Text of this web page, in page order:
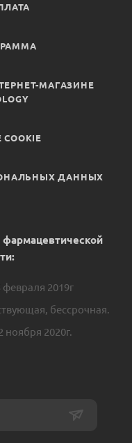
МАГАЗИНЕ
ДАННЫХ
февраля 2019г
бессрочная.
ноября 2020г.